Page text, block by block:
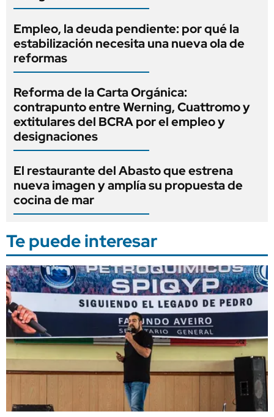
Empleo, la deuda pendiente: por qué la
estabilización necesita una nueva ola de
reformas
Reforma de la Carta Orgánica:
contrapunto entre Werning, Cuattromo y
extitulares del BCRA por el empleo y
designaciones
El restaurante del Abasto que estrena
nueva imagen y amplía su propuesta de
cocina de mar
Te puede interesar